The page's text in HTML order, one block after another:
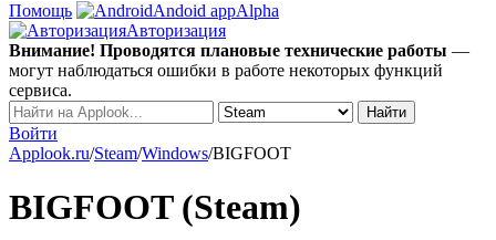
Помощь Andoid appAlpha
Авторизация
Внимание! Проводятся плановые технические работы —
могут наблюдаться ошибки в работе некоторых функций
сервиса.
Войти
Applook.ru/Steam/Windows/BIGFOOT
BIGFOOT (Steam)